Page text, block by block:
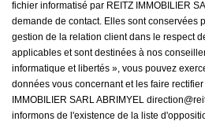
fichier informatisé par REITZ IMMOBILIER
demande de contact. Elles sont conservées
gestion de la relation client dans le respect
applicables et sont destinées à nos
informatique et libertés », vous pouvez
données vous concernant et les faire
IMMOBILIER SARL ABRIMYEL
informons de l'existence de la liste